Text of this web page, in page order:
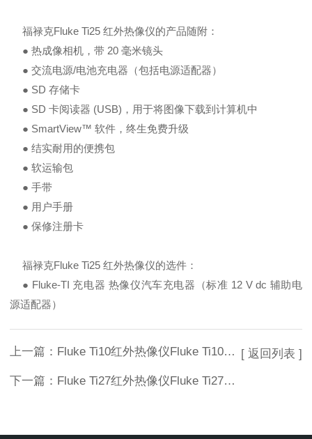
福禄克Fluke Ti25 红外热像仪的产品随附：
● 热成像相机，带 20 毫米镜头
● 交流电源/电池充电器（包括电源适配器）
● SD 存储卡
● SD 卡阅读器 (USB)，用于将图像下载到计算机中
● SmartView™ 软件，终生免费升级
● 结实耐用的便携包
● 软运输包
● 手带
● 用户手册
● 保修注册卡
福禄克Fluke Ti25 红外热像仪的选件：
● Fluke-TI 充电器 热像仪汽车充电器（标准 12 V dc 辅助电
源适配器）
上一篇： Fluke Ti10红外热像仪Fluke Ti10红外热像仪
下一篇： Fluke Ti27红外热像仪Fluke Ti27红外热像仪
[ 返回列表 ]